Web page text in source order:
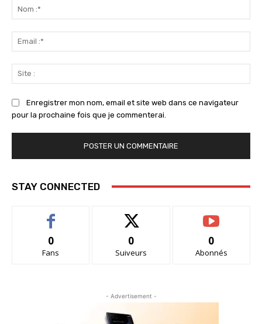
:*
:*
:
Enregistrer mon nom, email et site web dans ce navigateur
pour la prochaine fois que je commenterai.
STAY CONNECTED
0
Fans
0
Suiveurs
0
Abonnés
- Advertisement -